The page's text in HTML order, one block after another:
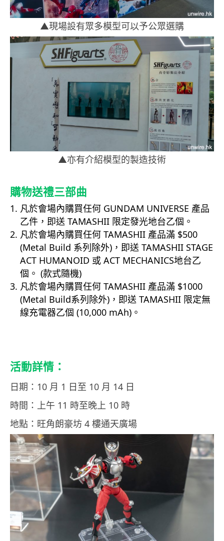
▲現場設有眾多模型可以予公眾選購
▲亦有介紹模型的製造技術
購物送禮三部曲
凡於會場內購買任何 GUNDAM UNIVERSE 產品
乙件，即送 TAMASHII 限定發光地台乙個。
凡於會場內購買任何 TAMASHII 產品滿 $500
(Metal Build 系列除外)，即送 TAMASHII STAGE
ACT HUMANOID 或 ACT MECHANICS地台乙
個。 (款式隨機)
凡於會場內購買任何 TAMASHII 產品滿 $1000
(Metal Build系列除外)，即送 TAMASHII 限定無
線充電器乙個 (10,000 mAh)。
活動詳情：
日期：10 月 1 日至 10 月 14 日
時間：上午 11 時至晚上 10 時
地點：旺角朗豪坊 4 樓通天廣場